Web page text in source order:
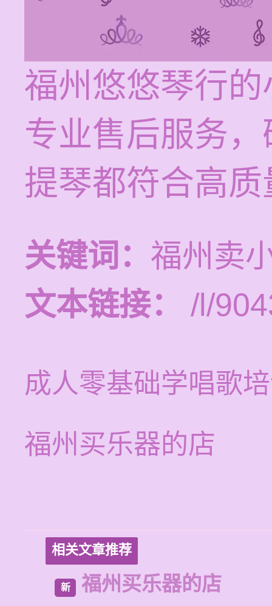
福州悠悠琴行
专业售后服务
提琴都符合高
关键词： 福州卖
文本链接：
/l/
成人零基础学唱歌
福州买乐器的店
相关文章推荐
新 福州买乐器的店